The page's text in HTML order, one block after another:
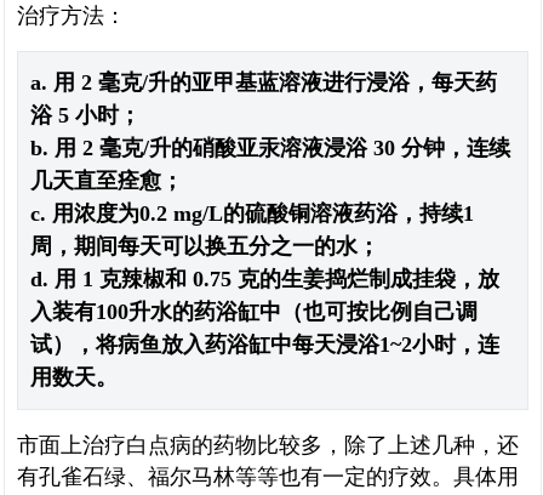
治疗方法：
a. 用 2 毫克/升的亚甲基蓝溶液进行浸浴，每天药
浴 5 小时；
b. 用 2 毫克/升的硝酸亚汞溶液浸浴 30 分钟，连续
几天直至痊愈；
c. 用浓度为0.2 mg/L的硫酸铜溶液药浴，持续1
周，期间每天可以换五分之一的水；
d. 用 1 克辣椒和 0.75 克的生姜捣烂制成挂袋，放
入装有100升水的药浴缸中（也可按比例自己调
试），将病鱼放入药浴缸中每天浸浴1~2小时，连
用数天。
市面上治疗白点病的药物比较多，除了上述几种，还
有孔雀石绿、福尔马林等等也有一定的疗效。具体用